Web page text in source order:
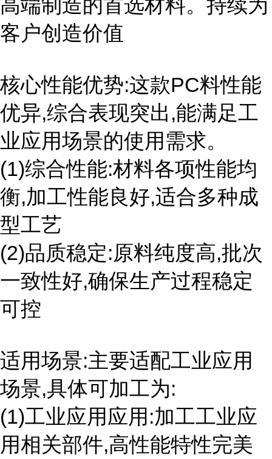
高端制造的首选材料。持续为
客户创造价值
核心性能优势:这款PC料性能
优异,综合表现突出,能满足工
业应用场景的使用需求。
(1)综合性能:材料各项性能均
衡,加工性能良好,适合多种成
型工艺
(2)品质稳定:原料纯度高,批次
一致性好,确保生产过程稳定
可控
适用场景:主要适配工业应用
场景,具体可加工为:
(1)工业应用应用:加工工业应
用相关部件,高性能特性完美